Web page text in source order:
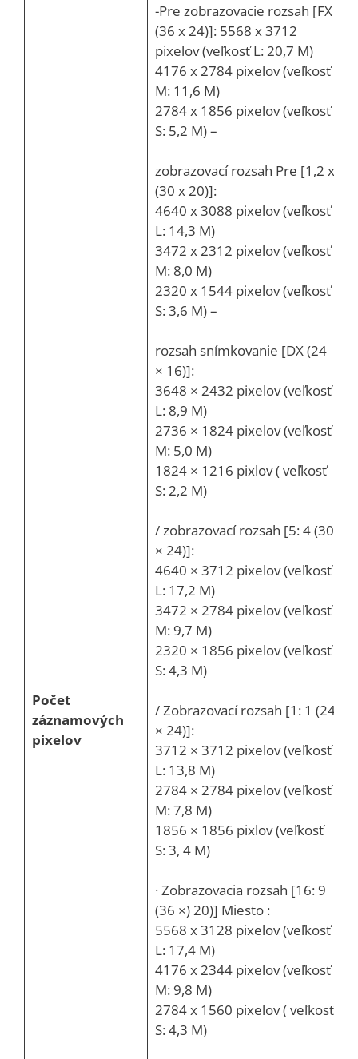
Počet
záznamových
pixelov
-Pre zobrazovacie rozsah [FX
(36 x 24)]: 5568 x 3712
pixelov (veľkosť L: 20,7 M)
4176 x 2784 pixelov (veľkosť
M: 11,6 M)
2784 x 1856 pixelov (veľkosť
S: 5,2 M) –
zobrazovací rozsah Pre [1,2 x
(30 x 20)]:
4640 x 3088 pixelov (veľkosť
L: 14,3 M)
3472 x 2312 pixelov (veľkosť
M: 8,0 M)
2320 x 1544 pixelov (veľkosť
S: 3,6 M) –
rozsah snímkovanie [DX (24
× 16)]:
3648 × 2432 pixelov (veľkosť
L: 8,9 M)
2736 × 1824 pixelov (veľkosť
M: 5,0 M)
1824 × 1216 pixlov ( veľkosť
S: 2,2 M)
/ zobrazovací rozsah [5: 4 (30
× 24)]:
4640 × 3712 pixelov (veľkosť
L: 17,2 M)
3472 × 2784 pixelov (veľkosť
M: 9,7 M)
2320 × 1856 pixelov (veľkosť
S: 4,3 M)
/ Zobrazovací rozsah [1: 1 (24
× 24)]:
3712 × 3712 pixelov (veľkosť
L: 13,8 M)
2784 × 2784 pixelov (veľkosť
M: 7,8 M)
1856 × 1856 pixlov (veľkosť
S: 3, 4 M)
· Zobrazovacia rozsah [16: 9
(36 ×) 20)] Miesto :
5568 x 3128 pixelov (veľkosť
L: 17,4 M)
4176 x 2344 pixelov (veľkosť
M: 9,8 M)
2784 x 1560 pixelov ( veľkosť
S: 4,3 M)